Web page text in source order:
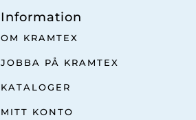
Information
OM KRAMTEX
JOBBA PÅ KRAMTEX
KATALOGER
MITT KONTO